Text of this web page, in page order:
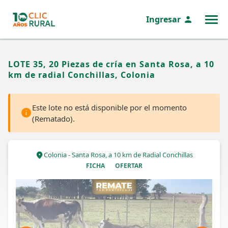
Ingresar
LOTE 35, 20 Piezas de cría en Santa Rosa, a 10
km de radial Conchillas, Colonia
Este lote no está disponible por el momento
(Rematado).
FICHA OFERTAR
Colonia - Santa Rosa, a 10 km de Radial Conchillas